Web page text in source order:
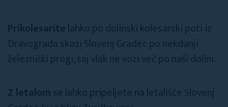
Prikolesaritelahko po dolinski kolesarski poti iz
Dravograda skozi Slovenj Gradec po nekdanji
železniški progi, saj vlak ne vozi več po naši dolini.
Z letalom se lahko pripeljete na letališče Slovenj